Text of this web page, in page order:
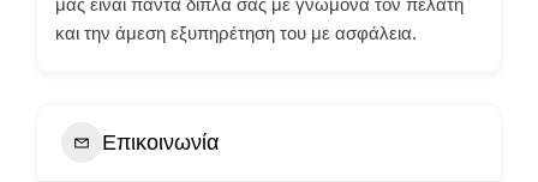
μας είναι πάντα δίπλα σας με γνώμονα τον πελάτη
και την άμεση εξυπηρέτηση του με ασφάλεια.
Επικοινωνία